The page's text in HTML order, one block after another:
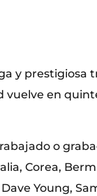
y prestigiosa
en
o
Corea,
Young,